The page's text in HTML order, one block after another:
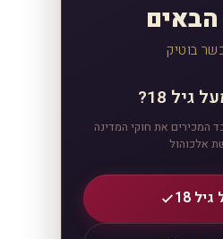
הבאים
בוטיק
18?
המכירים את חוקי המדינה
אלכוהול
18